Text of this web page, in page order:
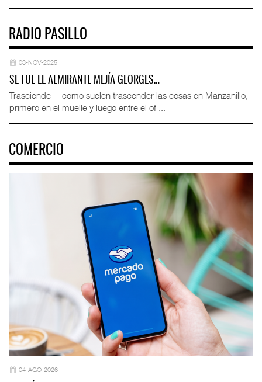
RADIO PASILLO
03-NOV-2025
SE FUE EL ALMIRANTE MEJÍA GEORGES…
Trasciende —como suelen trascender las cosas en Manzanillo,
primero en el muelle y luego entre el of ...
COMERCIO
04-AGO-2026